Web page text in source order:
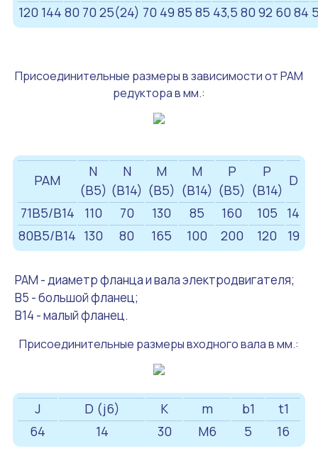
120 144 80 70 25(24) 70 49 85 85 43,5 80 92 60 84
Присоединительные размеры в зависимости от PAM
редуктора в мм.:
PAM
N
(B5)
N
(B14)
M
(B5)
M
(B14)
P
(B5)
P
(B14)
D
71B5/B14
110 70 130 85 160 105
14
80B5/B14 130 80 165 100 200 120 19
PAM - диаметр фланца и вала электродвигателя;
B5 - большой фланец;
B14 - малый фланец.
Присоединительные размеры входного вала в мм.:
J D (j6) K m b1
t1
64
14 30 M6 5 16